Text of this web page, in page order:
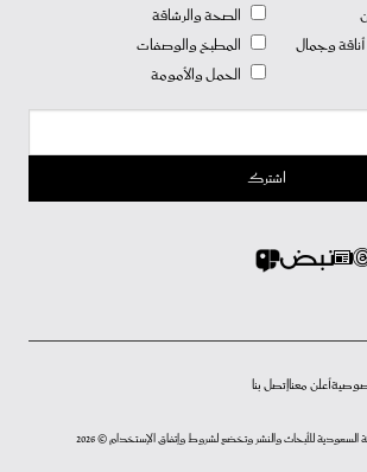
أناقة وجمال
الصحة والرشاقة
المطبخ والوصفات
الحمل والأمومة
أعلن معناإتصل بنا
للأبحاث والنشر وتخضع لشروط وإتفاق الإستخدام © 2026